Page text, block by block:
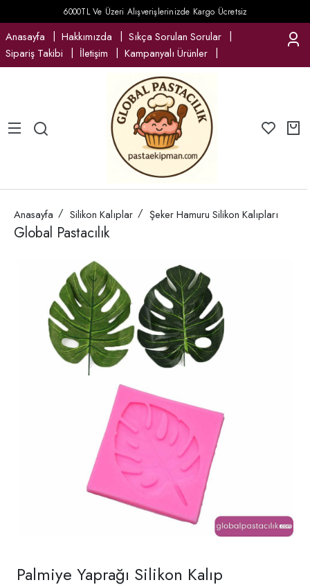
6000TL Ve Üzeri Alışverişlerinizde Kargo Ücretsiz
Anasayfa Hakkımızda
Sıkça Sorulan Sorular
Sipariş Takibi
İletişim Kampanyalı Ürünler
Anasayfa Silikon Kalıplar Şeker Hamuru Silikon Kalıpları
Global Pastacılık
Palmiye Yaprağı Silikon Kalıp